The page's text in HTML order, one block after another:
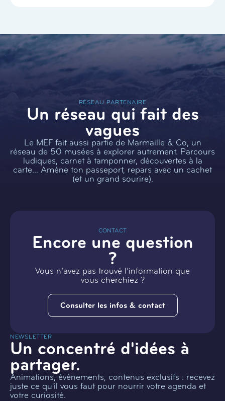
RÉSEAU PARTENAIRE
Un réseau qui fait des
vagues
Le MEF fait aussi partie de Marmaille & Co, un
réseau de 50 musées à explorer autrement. Parcours
ludiques, carnet à tamponner, découvertes à la
carte… Amène ton passeport, repars avec un cachet
(et un grand sourire).
CONTACT
Encore une question
?
Vous n’avez pas trouvé l’information que
vous cherchiez ?
Consulter les infos & contact
NEWSLETTER
Un concentré d'idées à
partager.
Animations, évènements, contenus exclusifs : recevez
juste ce qu'il vous faut pour nourrir votre agenda et
votre curiosité.